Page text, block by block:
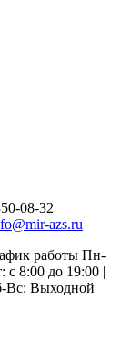
08-32
azs.ru
работы Пн-
с 8:00 до 19:00 |
Вс: Выходной